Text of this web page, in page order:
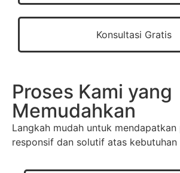
Konsultasi Gratis
Proses Kami yang
Memudahkan
Langkah mudah untuk mendapatkan
responsif dan solutif atas kebutuhan